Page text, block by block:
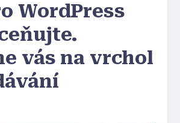
WordPress
vás na vrchol